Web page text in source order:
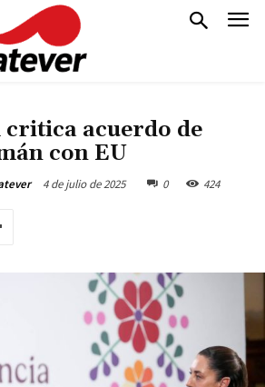
critica acuerdo de
con EU
4 de julio de 2025 0 424